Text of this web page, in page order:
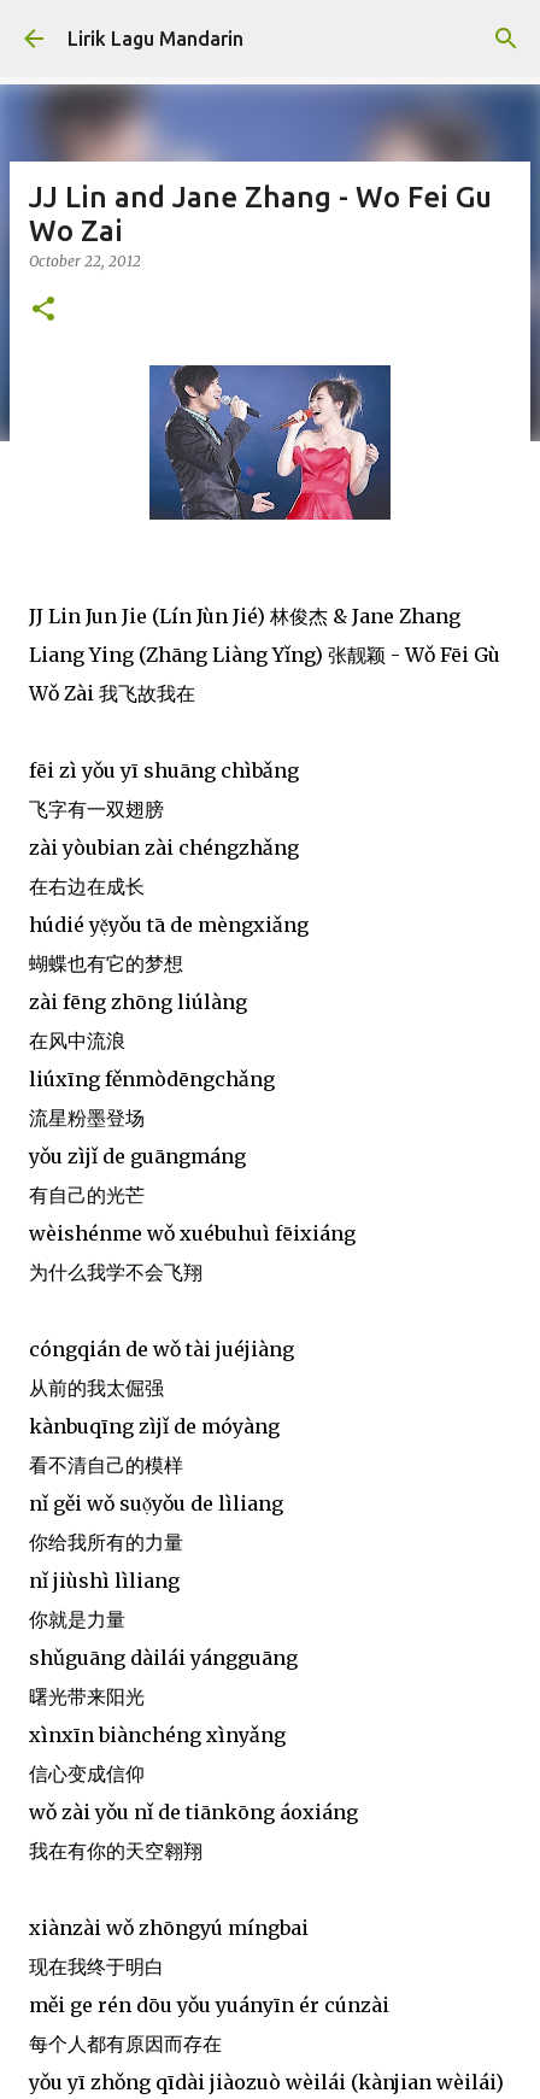
Skip to main content
Lirik Lagu Mandarin
JJ Lin and Jane Zhang - Wo Fei Gu
Wo Zai
October 22, 2012
JJ Lin Jun Jie (Lín Jùn Jié) 林俊杰 & Jane Zhang
Liang Ying (Zhāng Liàng Yǐng) 张靓颖 - Wǒ Fēi Gù
Wǒ Zài 我飞故我在
fēi zì yǒu yī shuāng chìbǎng
飞字有一双翅膀
zài yòubian zài chéngzhǎng
在右边在成长
húdié yẹ̌yǒu tā de mèngxiǎng
蝴蝶也有它的梦想
zài fēng zhōng liúlàng
在风中流浪
liúxīng fěnmòdēngchǎng
流星粉墨登场
yǒu zìjǐ de guāngmáng
有自己的光芒
wèishénme wǒ xuébuhuì fēixiáng
为什么我学不会飞翔
cóngqián de wǒ tài juéjiàng
从前的我太倔强
kànbuqīng zìjǐ de móyàng
看不清自己的模样
nǐ gěi wǒ suọ̌yǒu de lìliang
你给我所有的力量
nǐ jiùshì lìliang
你就是力量
shǔguāng dàilái yángguāng
曙光带来阳光
xìnxīn biànchéng xìnyǎng
信心变成信仰
wǒ zài yǒu nǐ de tiānkōng áoxiáng
我在有你的天空翱翔
xiànzài wǒ zhōngyú míngbai
现在我终于明白
měi ge rén dōu yǒu yuányīn ér cúnzài
每个人都有原因而存在
yǒu yī zhǒng qīdài jiàozuò wèilái (kànjian wèilái)